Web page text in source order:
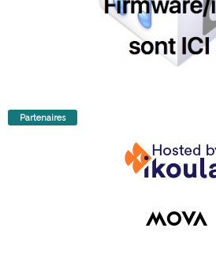
Partenaires